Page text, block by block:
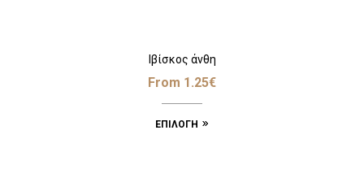
Ιβίσκος άνθη
From 1.25€
ΕΠΙΛΟΓΉ